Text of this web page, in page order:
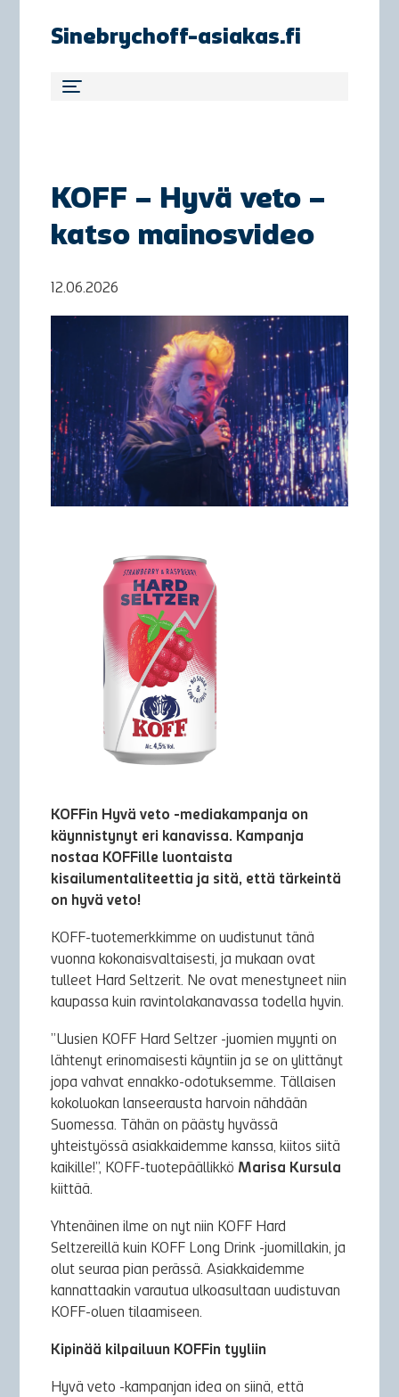
Sinebrychoff-asiakas.fi
KOFF – Hyvä veto –
katso mainosvideo
12.06.2026
KOFFin Hyvä veto -mediakampanja on
käynnistynyt eri kanavissa. Kampanja
nostaa KOFFille luontaista
kisailumentaliteettia ja sitä, että tärkeintä
on hyvä veto!
KOFF-tuotemerkkimme on uudistunut tänä
vuonna kokonaisvaltaisesti, ja mukaan ovat
tulleet Hard Seltzerit. Ne ovat menestyneet niin
kaupassa kuin ravintolakanavassa todella hyvin.
”Uusien KOFF Hard Seltzer -juomien myynti on
lähtenyt erinomaisesti käyntiin ja se on ylittänyt
jopa vahvat ennakko-odotuksemme. Tällaisen
kokoluokan lanseerausta harvoin nähdään
Suomessa. Tähän on päästy hyvässä
yhteistyössä asiakkaidemme kanssa, kiitos siitä
kaikille!”, KOFF-tuotepäällikkö Marisa Kursula
kiittää.
Yhtenäinen ilme on nyt niin KOFF Hard
Seltzereillä kuin KOFF Long Drink -juomillakin, ja
olut seuraa pian perässä. Asiakkaidemme
kannattaakin varautua ulkoasultaan uudistuvan
KOFF-oluen tilaamiseen.
Kipinää kilpailuun KOFFin tyyliin
Hyvä veto -kampanjan idea on siinä, että